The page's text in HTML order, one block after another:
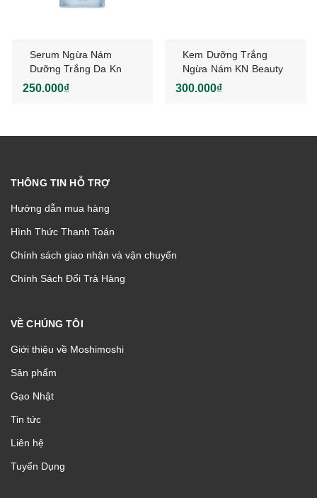
Serum Ngừa Nám
Dưỡng Trắng Da Kn
Beauty Advanced
250.000₫
Kem Dưỡng Trắng
Ngừa Nám KN Beauty
Melanin White Skin
300.000₫
THÔNG TIN HỖ TRỢ
Hướng dẫn mua hàng
Hình Thức Thanh Toán
Chính sách giao nhận và vận chuyển
Chính Sách Đổi Trả Hàng
VỀ CHÚNG TÔI
Giới thiệu về Moshimoshi
Sản phẩm
Gạo Nhật
Tin tức
Liên hệ
Tuyển Dụng